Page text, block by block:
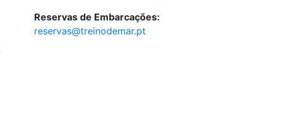
Reservas de Embarcações:
reservas@treinodemar.pt